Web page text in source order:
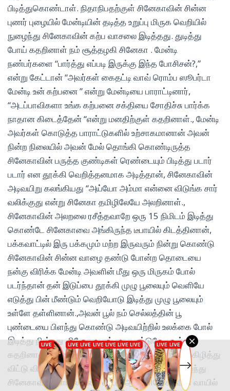
பிடித்துகொண்டாள். நிதாநிபதற்குள் சினேகாவின் சின்ன
புணர் புழையில் மேன்டியின் தடித்த உறுப்பு மிருக வெறியில்
நுழைந்து சினேகாவின் கற்ப வாசலை இடித்தது. துடித்து
போய் கதறினாள் நம் சூத்தழகி சினேகா . மேன்டி
நண்பர்களை “பார்த்து எப்படி இருக்கு இந்த போசிசன்?,”
என்று கேட்டான் “அவர்கள் கைதட்டி வாவ் ரொம்ப ஸூபர்டா
மேன்டி உன் கற்பனை ” என்று மேன்டியை பாராட்டினார்,
“அடப்பாவிகளா உங்க கற்பனை சக்தியை சோதிச்சு பார்க்க
நாதான கிடைத்தேன் “என்று மனதிற்குள் கதறினாள்., மேன்டி
அவர்கள் கொடுத்த பாராட்டுகளில் உற்சாகமானான் அவன்
நின்ற நிலையில் அவன் மேல் தொங்கி கொண்டிருத்த
சினேகாவின் பருத்த குண்டிகள் ரெண்டையும் பிடித்து படார்
படார் என தூக்கி வெறித்தனமாக அடித்தான், சினேகாவின்
அடிவயிறு கலங்கியது “அய்யோ அம்மா என்னை விடுங்க சார்
வலிக்குது என்று சினேகா தமிழிலேயே அலறினாள்.,
சினேகாவின் அலறலை ரசீத்தவாறே ஒரு 15 நிமிடம் இடித்து
கொண்டே சினேகாவை அங்கிருந்த டீபாயில் கிடத்தினான்,
பக்கவாட்டில் இரு பக்கமும் மற்ற இருவரும் நின்று கொண்டு
சினேகாவின் சின்ன வாழை தண்டு போன்ற தொடையை
நன்கு விரிக்க மேன்டி அவளின் மீது ஒரு மிருகம் போல்
படர்ந்தான் தன் இடுப்பை தூக்கி முழு பூலையும் வெளியே
எடுத்து பின் மீண்டும் வெறியோடு இடித்து முழு பூலையும்
உள்ளே தள்ளினான்.,அவன் பூல் நம் செல்லத்தின் பூ
புண்டையை பிளந்து கொண்டு அடிவயிற்றில் உலக்கை போல்
இடித்து நின்றது .சினேகாவால் கதற மட்டுமே முடிந்தது
கதறினாள் . ஆசை தீர இடித்து அவளின் புண்டையை கிழித்து
விட்டு விந்து வரும் நிலை அடைந்தவுடன் சட்டென எழுந்து
சினேகாவின் வாயில் பூலை விட்டு ஆட்டி சினேகாவின் வாயில்